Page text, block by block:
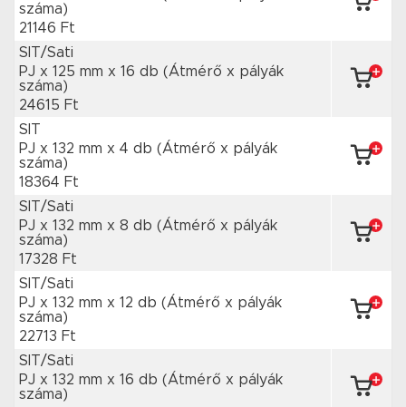
száma)
21146 Ft
SIT/Sati
PJ x 125 mm x 16 db (Átmérő x pályák
száma)
24615 Ft
SIT
PJ x 132 mm x 4 db (Átmérő x pályák
száma)
18364 Ft
SIT/Sati
PJ x 132 mm x 8 db (Átmérő x pályák
száma)
17328 Ft
SIT/Sati
PJ x 132 mm x 12 db (Átmérő x pályák
száma)
22713 Ft
SIT/Sati
PJ x 132 mm x 16 db (Átmérő x pályák
száma)